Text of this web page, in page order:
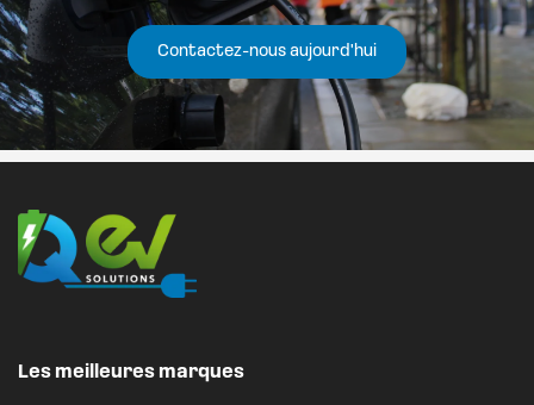
Contactez-nous aujourd'hui
Les meilleures marques